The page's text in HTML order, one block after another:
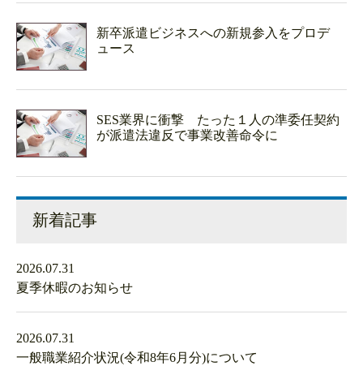
新卒派遣ビジネスへの新規参入をプロデ
ュース
SES業界に衝撃 たった１人の準委任契約
が派遣法違反で事業改善命令に
新着記事
2026.07.31
夏季休暇のお知らせ
2026.07.31
一般職業紹介状況(令和8年6月分)について